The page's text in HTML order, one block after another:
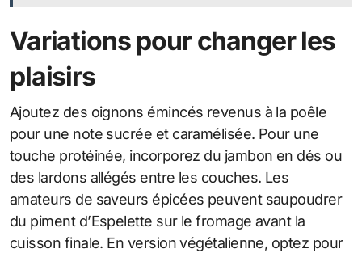
Variations pour changer les
plaisirs
Ajoutez des oignons émincés revenus à la poêle
pour une note sucrée et caramélisée. Pour une
touche protéinée, incorporez du jambon en dés ou
des lardons allégés entre les couches. Les
amateurs de saveurs épicées peuvent saupoudrer
du piment d’Espelette sur le fromage avant la
cuisson finale. En version végétalienne, optez pour